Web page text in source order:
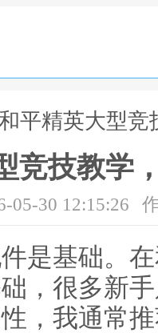
平精英大型
竞技教学
05-30 12:15:26
是基础。
，很多新
，我通常